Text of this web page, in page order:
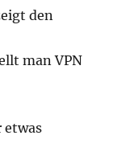
den
man VPN
etwas